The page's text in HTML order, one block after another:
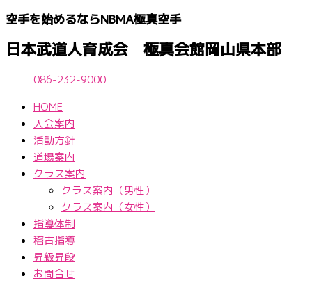
容
を
ス
空手を始めるならNBМA極真空手
日本武道人育成会 極真会館岡山県本部
086-232-9000
HOME
入会案内
活動方針
道場案内
クラス案内
クラス案内（男性）
クラス案内（女性）
指導体制
稽古指導
昇級昇段
お問合せ